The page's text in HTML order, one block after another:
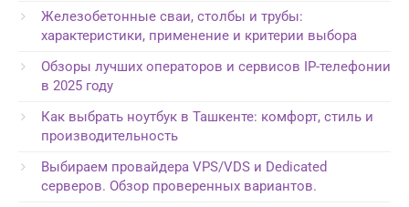
Железобетонные сваи, столбы и трубы:
характеристики, применение и критерии выбора
Обзоры лучших операторов и сервисов IP-телефонии
в 2025 году
Как выбрать ноутбук в Ташкенте: комфорт, стиль и
производительность
Выбираем провайдера VPS/VDS и Dedicated
серверов. Обзор проверенных вариантов.